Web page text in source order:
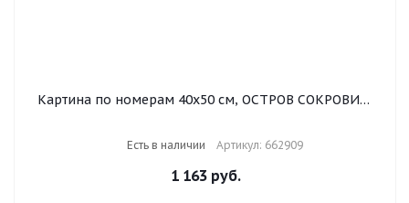
Картина по номерам 40х50 см, ОСТРОВ СОКРОВИЩ
Есть в наличии Артикул: 662909
1 163руб.